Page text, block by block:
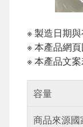
※ 製造日期
※ 本產品網
※ 本產品文
容量
商品來源國